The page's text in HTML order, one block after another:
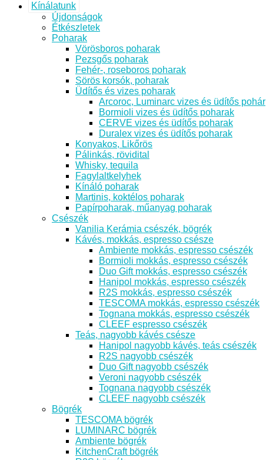
Kínálatunk
Újdonságok
Étkészletek
Poharak
Vörösboros poharak
Pezsgős poharak
Fehér-, roseboros poharak
Sörös korsók, poharak
Üdítős és vizes poharak
Arcoroc, Luminarc vizes és üdítős pohár
Bormioli vizes és üdítős poharak
CERVE vizes és üdítős poharak
Duralex vizes és üdítős poharak
Konyakos, Likőrös
Pálinkás, rövidital
Whisky, tequila
Fagylaltkelyhek
Kínáló poharak
Martinis, koktélos poharak
Papírpoharak, műanyag poharak
Csészék
Vanilia Kerámia csészék, bögrék
Kávés, mokkás, espresso csésze
Ambiente mokkás, espresso csészék
Bormioli mokkás, espresso csészék
Duo Gift mokkás, espresso csészék
Hanipol mokkás, espresso csészék
R2S mokkás, espresso csészék
TESCOMA mokkás, espresso csészék
Tognana mokkás, espresso csészék
CLEEF espresso csészék
Teás, nagyobb kávés csésze
Hanipol nagyobb kávés, teás csészék
R2S nagyobb csészék
Duo Gift nagyobb csészék
Veroni nagyobb csészék
Tognana nagyobb csészék
CLEEF nagyobb csészék
Bögrék
TESCOMA bögrék
LUMINARC bögrék
Ambiente bögrék
KitchenCraft bögrék